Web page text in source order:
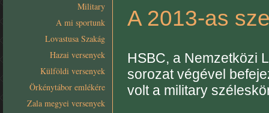
Military
A mi sportunk
Lovastusa Szakág
Hazai versenyek
Külföldi versenyek
Örkénytábor emlékére
Zala megyei versenyek
A 2013-as
HSBC, a Nemzetközi
sorozat végével
volt a military